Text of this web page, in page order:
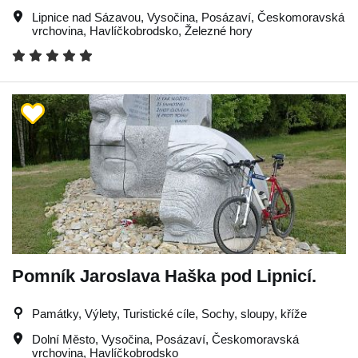
Lipnice nad Sázavou, Vysočina, Posázaví, Českomoravská
vrchovina, Havlíčkobrodsko, Železné hory
Pomník Jaroslava Haška pod Lipnicí.
Památky, Výlety, Turistické cíle, Sochy, sloupy, kříže
Dolní Město, Vysočina, Posázaví, Českomoravská
vrchovina, Havlíčkobrodsko